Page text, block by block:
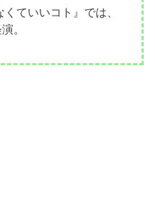
ていいコト』では、
。